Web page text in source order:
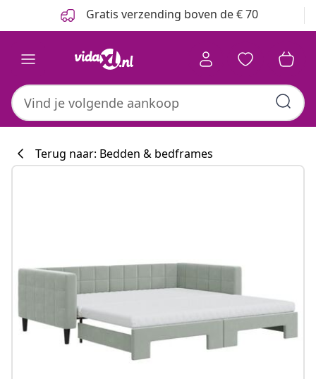
Gratis verzending boven de € 70
Terug naar: Bedden & bedframes